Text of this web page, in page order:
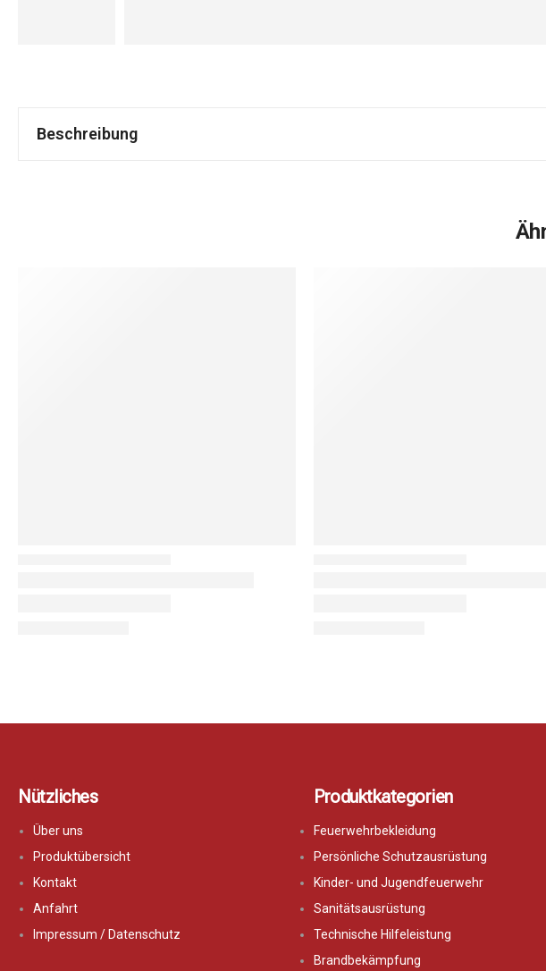
Beschreibung
Nützliches
Über uns
Produktübersicht
Kontakt
Anfahrt
Impressum / Datenschutz
Produktkategorien
Feuerwehrbekleidung
Persönliche Schutzausrüstung
Kinder- und Jugendfeuerwehr
Sanitätsausrüstung
Technische Hilfeleistung
Brandbekämpfung